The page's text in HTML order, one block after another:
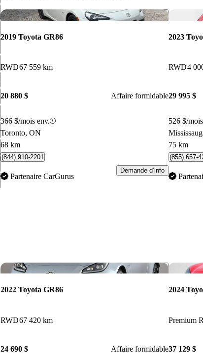
Enregistrer
2019 Toyota GR86
RWD67 559 km
20 880 $ Affaire formidable
366 $/mois env.
Toronto, ON
68 km
(844) 910-2201
Partenaire CarGurus
Demande d’info
2023
RWD4
29 995 $
526 $/
75 km
(855) 657-
Enregistrer
2022 Toyota GR86
RWD67 420 km
24 690 $ Affaire formidable
2024
Premium
37 129 $